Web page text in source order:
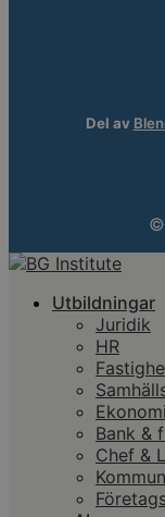
Del av
©
Utbildningar
Juridik
HR
Ekonomi
Bank &
Chef &